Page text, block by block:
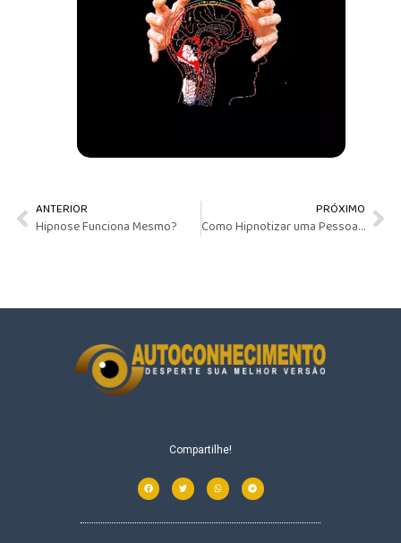
ANTERIOR
Hipnose Funciona Mesmo?
PRÓXIMO
Como Hipnotizar uma Pessoa à Distância
Compartilhe!